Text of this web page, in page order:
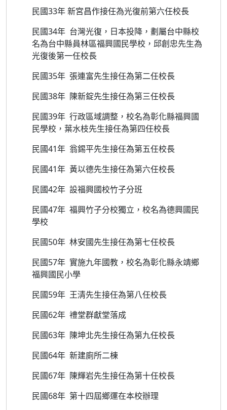
民國33年 新宮昌作接任為光復前第六任校長
民國34年 台灣光復，日本投降，劃屬台中縣校
名為台中縣員林區福興國民學校，邱創忠先生為
光復後第一任校長
民國35年 張連富先生接任為第二任校長
民國38年 陳新錠先生接任為第三任校長
民國39年 行政區域調整，校名為彰化縣福興國
民學校，葉水枝先生接任為第四任校長
民國41年 翁錫平先生接任為第五任校長
民國41年 黃以德先生接任為第六任校長
民國42年 設福興國校竹子分班
民國47年 福興竹子分校獨立，校名為德興國民
學校
民國50年 林安國先生接任為第七任校長
民國57年 實施九年國教，校名為彰化縣永靖鄉
福興國民小學
民國59年 王清先生接任為第八任校長
民國62年 禮堂群獻堂落成
民國63年 陳坤北先生接任為第九任校長
民國64年 新建廁所二棟
民國67年 陳輝岩先生接任為第十任校長
民國68年 第十四屆鄉運在本校辦理